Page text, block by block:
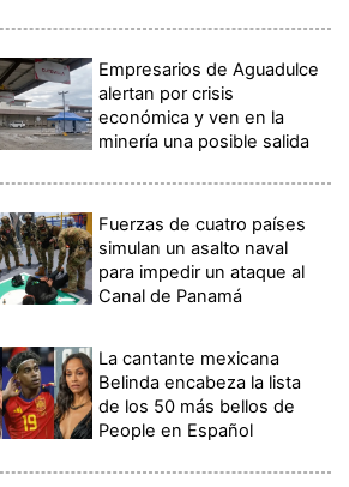
Empresarios de Aguadulce
alertan por crisis
económica y ven en la
minería una posible salida
Fuerzas de cuatro países
simulan un asalto naval
para impedir un ataque al
Canal de Panamá
La cantante mexicana
Belinda encabeza la lista
de los 50 más bellos de
People en Español